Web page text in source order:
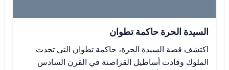
السيدة الحرة حاكمة تطوان
اكتشف قصة السيدة الحرة، حاكمة تطوان التي تحدت
الملوك وقادت أساطيل القراصنة في القرن السادس